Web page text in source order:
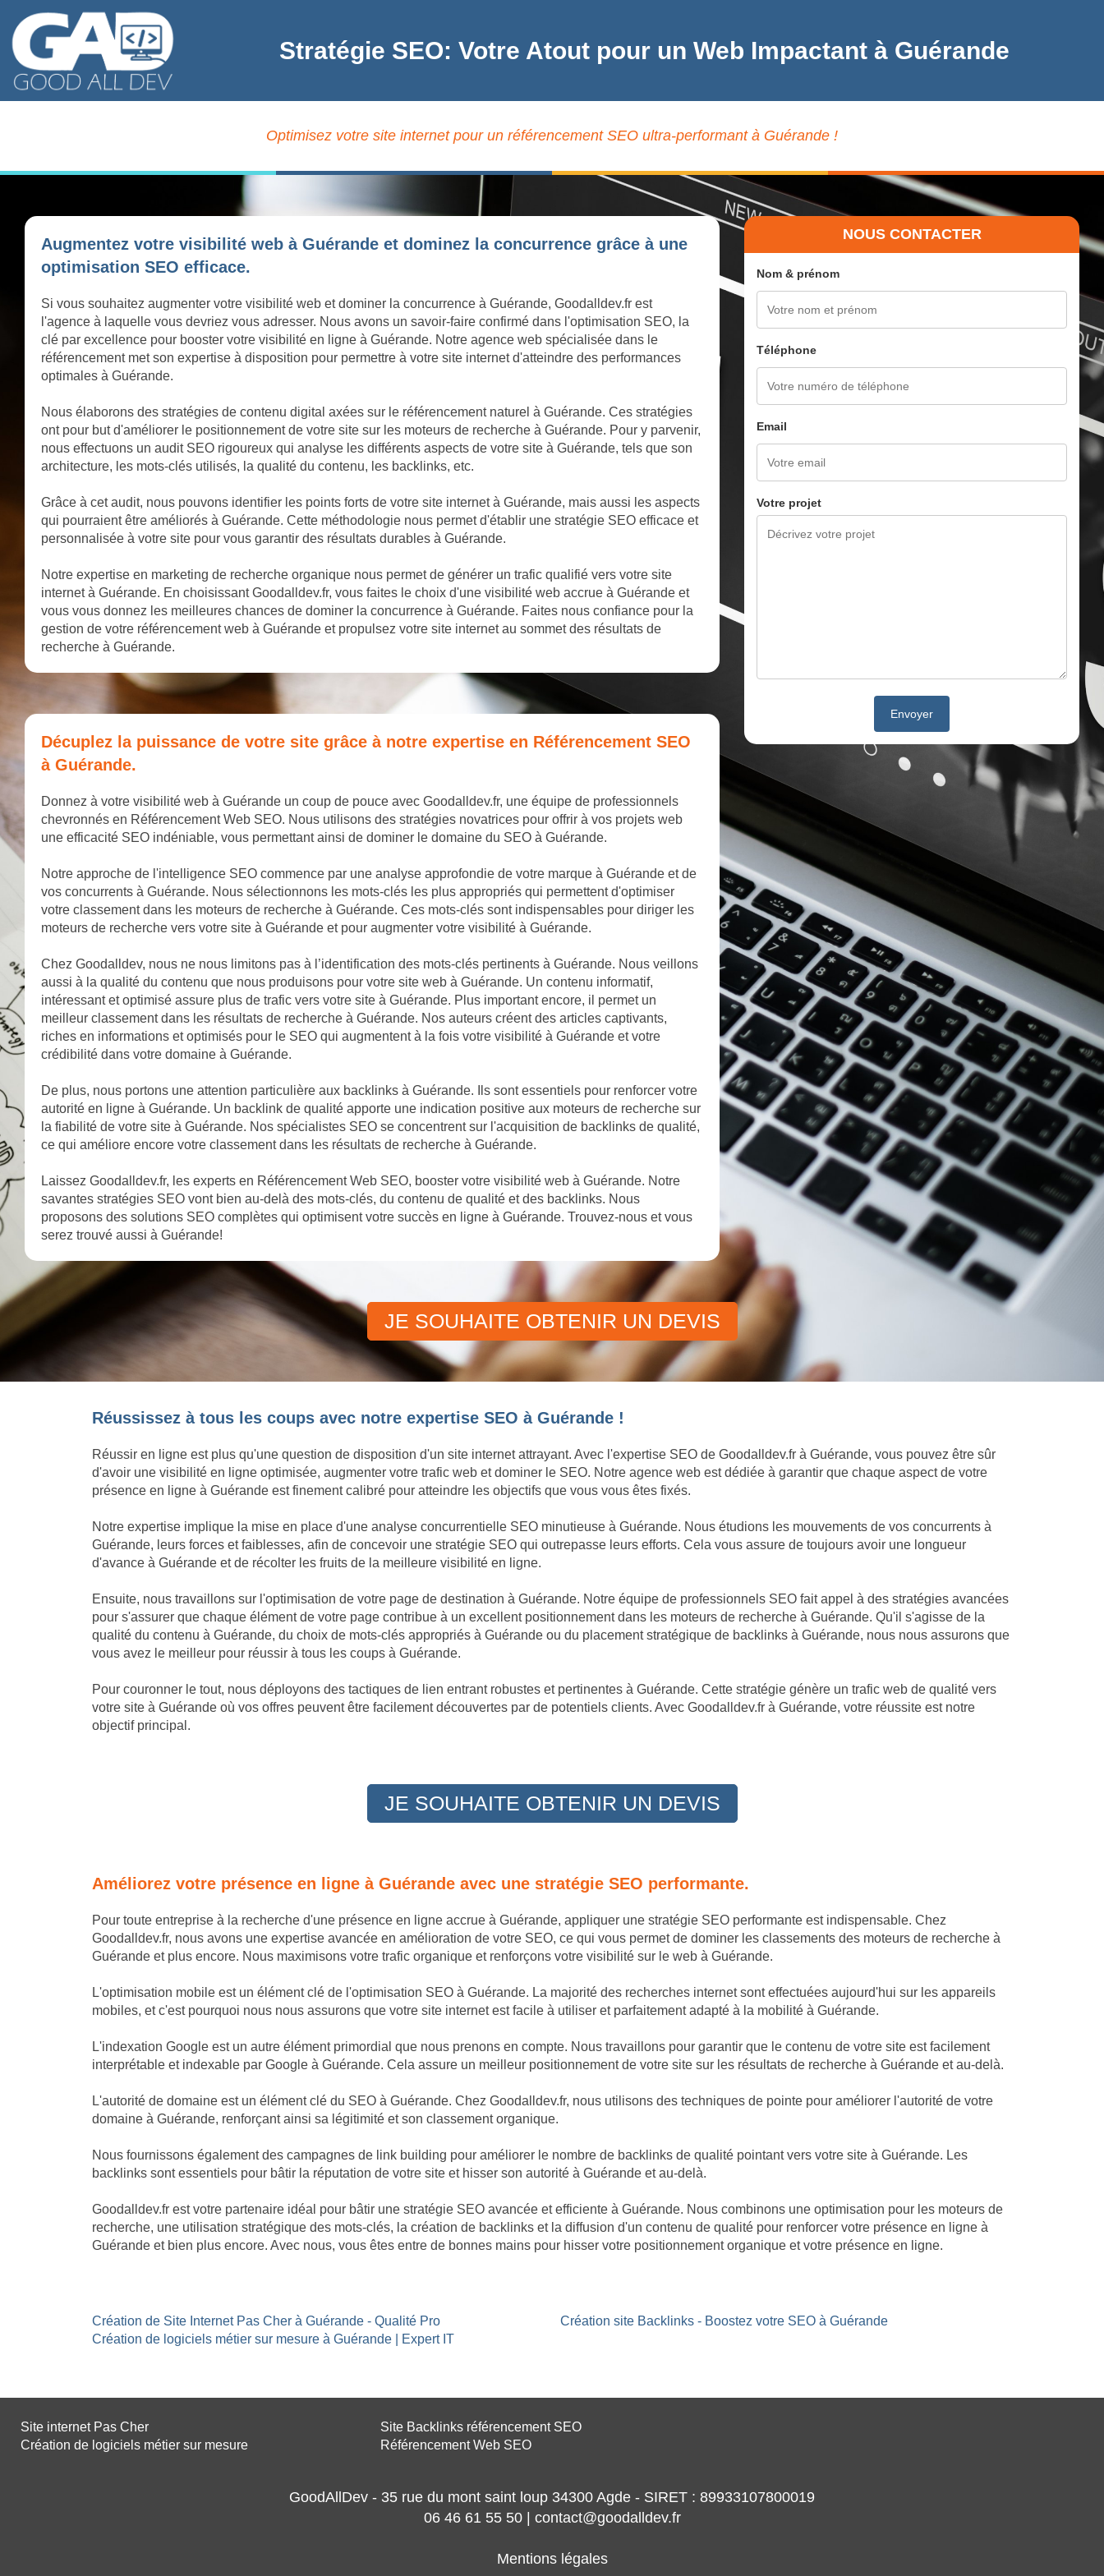
Stratégie SEO: Votre Atout pour un Web Impactant à Guérande
Optimisez votre site internet pour un référencement SEO ultra-performant à Guérande !
Augmentez votre visibilité web à Guérande et dominez la concurrence grâce à une
optimisation SEO efficace.
Si vous souhaitez augmenter votre visibilité web et dominer la concurrence à Guérande, Goodalldev.fr est
l'agence à laquelle vous devriez vous adresser. Nous avons un savoir-faire confirmé dans l'optimisation SEO, la
clé par excellence pour booster votre visibilité en ligne à Guérande. Notre agence web spécialisée dans le
référencement met son expertise à disposition pour permettre à votre site internet d'atteindre des performances
optimales à Guérande.
Nous élaborons des stratégies de contenu digital axées sur le référencement naturel à Guérande. Ces stratégies
ont pour but d'améliorer le positionnement de votre site sur les moteurs de recherche à Guérande. Pour y parvenir,
nous effectuons un audit SEO rigoureux qui analyse les différents aspects de votre site à Guérande, tels que son
architecture, les mots-clés utilisés, la qualité du contenu, les backlinks, etc.
Grâce à cet audit, nous pouvons identifier les points forts de votre site internet à Guérande, mais aussi les aspects
qui pourraient être améliorés à Guérande. Cette méthodologie nous permet d'établir une stratégie SEO efficace et
personnalisée à votre site pour vous garantir des résultats durables à Guérande.
Notre expertise en marketing de recherche organique nous permet de générer un trafic qualifié vers votre site
internet à Guérande. En choisissant Goodalldev.fr, vous faites le choix d'une visibilité web accrue à Guérande et
vous vous donnez les meilleures chances de dominer la concurrence à Guérande. Faites nous confiance pour la
gestion de votre référencement web à Guérande et propulsez votre site internet au sommet des résultats de
recherche à Guérande.
Décuplez la puissance de votre site grâce à notre expertise en Référencement SEO
à Guérande.
Donnez à votre visibilité web à Guérande un coup de pouce avec Goodalldev.fr, une équipe de professionnels
chevronnés en Référencement Web SEO. Nous utilisons des stratégies novatrices pour offrir à vos projets web
une efficacité SEO indéniable, vous permettant ainsi de dominer le domaine du SEO à Guérande.
Notre approche de l'intelligence SEO commence par une analyse approfondie de votre marque à Guérande et de
vos concurrents à Guérande. Nous sélectionnons les mots-clés les plus appropriés qui permettent d'optimiser
votre classement dans les moteurs de recherche à Guérande. Ces mots-clés sont indispensables pour diriger les
moteurs de recherche vers votre site à Guérande et pour augmenter votre visibilité à Guérande.
Chez Goodalldev, nous ne nous limitons pas à l’identification des mots-clés pertinents à Guérande. Nous veillons
aussi à la qualité du contenu que nous produisons pour votre site web à Guérande. Un contenu informatif,
intéressant et optimisé assure plus de trafic vers votre site à Guérande. Plus important encore, il permet un
meilleur classement dans les résultats de recherche à Guérande. Nos auteurs créent des articles captivants,
riches en informations et optimisés pour le SEO qui augmentent à la fois votre visibilité à Guérande et votre
crédibilité dans votre domaine à Guérande.
De plus, nous portons une attention particulière aux backlinks à Guérande. Ils sont essentiels pour renforcer votre
autorité en ligne à Guérande. Un backlink de qualité apporte une indication positive aux moteurs de recherche sur
la fiabilité de votre site à Guérande. Nos spécialistes SEO se concentrent sur l'acquisition de backlinks de qualité,
ce qui améliore encore votre classement dans les résultats de recherche à Guérande.
Laissez Goodalldev.fr, les experts en Référencement Web SEO, booster votre visibilité web à Guérande. Notre
savantes stratégies SEO vont bien au-delà des mots-clés, du contenu de qualité et des backlinks. Nous
proposons des solutions SEO complètes qui optimisent votre succès en ligne à Guérande. Trouvez-nous et vous
serez trouvé aussi à Guérande!
NOUS CONTACTER
Nom & prénom
Téléphone
Email
Votre projet
JE SOUHAITE OBTENIR UN DEVIS
Réussissez à tous les coups avec notre expertise SEO à Guérande !
Réussir en ligne est plus qu'une question de disposition d'un site internet attrayant. Avec l'expertise SEO de Goodalldev.fr à Guérande, vous pouvez être sûr
d'avoir une visibilité en ligne optimisée, augmenter votre trafic web et dominer le SEO. Notre agence web est dédiée à garantir que chaque aspect de votre
présence en ligne à Guérande est finement calibré pour atteindre les objectifs que vous vous êtes fixés.
Notre expertise implique la mise en place d'une analyse concurrentielle SEO minutieuse à Guérande. Nous étudions les mouvements de vos concurrents à
Guérande, leurs forces et faiblesses, afin de concevoir une stratégie SEO qui outrepasse leurs efforts. Cela vous assure de toujours avoir une longueur
d'avance à Guérande et de récolter les fruits de la meilleure visibilité en ligne.
Ensuite, nous travaillons sur l'optimisation de votre page de destination à Guérande. Notre équipe de professionnels SEO fait appel à des stratégies avancées
pour s'assurer que chaque élément de votre page contribue à un excellent positionnement dans les moteurs de recherche à Guérande. Qu'il s'agisse de la
qualité du contenu à Guérande, du choix de mots-clés appropriés à Guérande ou du placement stratégique de backlinks à Guérande, nous nous assurons que
vous avez le meilleur pour réussir à tous les coups à Guérande.
Pour couronner le tout, nous déployons des tactiques de lien entrant robustes et pertinentes à Guérande. Cette stratégie génère un trafic web de qualité vers
votre site à Guérande où vos offres peuvent être facilement découvertes par de potentiels clients. Avec Goodalldev.fr à Guérande, votre réussite est notre
objectif principal.
JE SOUHAITE OBTENIR UN DEVIS
Améliorez votre présence en ligne à Guérande avec une stratégie SEO performante.
Pour toute entreprise à la recherche d'une présence en ligne accrue à Guérande, appliquer une stratégie SEO performante est indispensable. Chez
Goodalldev.fr, nous avons une expertise avancée en amélioration de votre SEO, ce qui vous permet de dominer les classements des moteurs de recherche à
Guérande et plus encore. Nous maximisons votre trafic organique et renforçons votre visibilité sur le web à Guérande.
L'optimisation mobile est un élément clé de l'optimisation SEO à Guérande. La majorité des recherches internet sont effectuées aujourd'hui sur les appareils
mobiles, et c'est pourquoi nous nous assurons que votre site internet est facile à utiliser et parfaitement adapté à la mobilité à Guérande.
L'indexation Google est un autre élément primordial que nous prenons en compte. Nous travaillons pour garantir que le contenu de votre site est facilement
interprétable et indexable par Google à Guérande. Cela assure un meilleur positionnement de votre site sur les résultats de recherche à Guérande et au-delà.
L'autorité de domaine est un élément clé du SEO à Guérande. Chez Goodalldev.fr, nous utilisons des techniques de pointe pour améliorer l'autorité de votre
domaine à Guérande, renforçant ainsi sa légitimité et son classement organique.
Nous fournissons également des campagnes de link building pour améliorer le nombre de backlinks de qualité pointant vers votre site à Guérande. Les
backlinks sont essentiels pour bâtir la réputation de votre site et hisser son autorité à Guérande et au-delà.
Goodalldev.fr est votre partenaire idéal pour bâtir une stratégie SEO avancée et efficiente à Guérande. Nous combinons une optimisation pour les moteurs de
recherche, une utilisation stratégique des mots-clés, la création de backlinks et la diffusion d'un contenu de qualité pour renforcer votre présence en ligne à
Guérande et bien plus encore. Avec nous, vous êtes entre de bonnes mains pour hisser votre positionnement organique et votre présence en ligne.
Création de Site Internet Pas Cher à Guérande - Qualité Pro
Création de logiciels métier sur mesure à Guérande | Expert IT
Création site Backlinks - Boostez votre SEO à Guérande
Site internet Pas Cher
Création de logiciels métier sur mesure
Site Backlinks référencement SEO
Référencement Web SEO
GoodAllDev - 35 rue du mont saint loup 34300 Agde - SIRET : 89933107800019
06 46 61 55 50 | contact@goodalldev.fr
Mentions légales